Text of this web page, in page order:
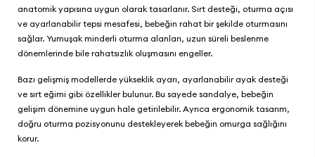
anatomik yapısına uygun olarak tasarlanır. Sırt desteği, oturma açısı
ve ayarlanabilir tepsi mesafesi, bebeğin rahat bir şekilde oturmasını
sağlar. Yumuşak minderli oturma alanları, uzun süreli beslenme
dönemlerinde bile rahatsızlık oluşmasını engeller.
Bazı gelişmiş modellerde yükseklik ayarı, ayarlanabilir ayak desteği
ve sırt eğimi gibi özellikler bulunur. Bu sayede sandalye, bebeğin
gelişim dönemine uygun hale getirilebilir. Ayrıca ergonomik tasarım,
doğru oturma pozisyonunu destekleyerek bebeğin omurga sağlığını
korur.